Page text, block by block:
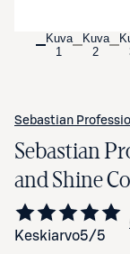
Kuva
1
Kuva
2
Sebastian
Sebastian
and Shine
Keskiarvo5/5